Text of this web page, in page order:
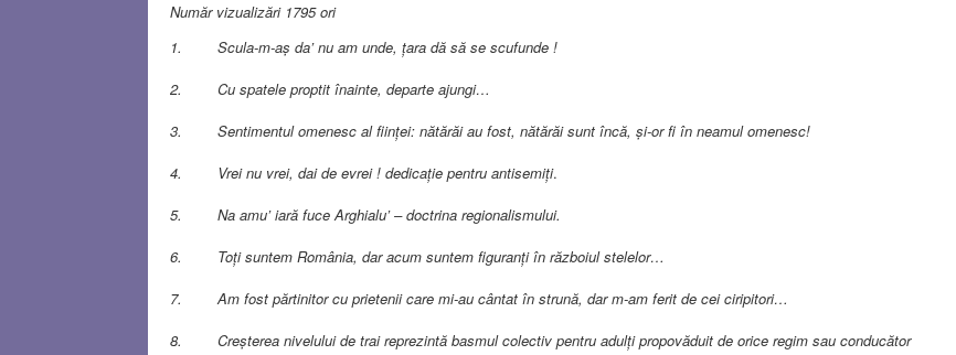
Număr vizualizări 1795 ori
1. Scula-m-aș da’ nu am unde, țara dă să se scufunde !
2. Cu spatele proptit înainte, departe ajungi…
3. Sentimentul omenesc al ființei: nătărăi au fost, nătărăi sunt încă, și-or fi în neamul omenesc!
4. Vrei nu vrei, dai de evrei ! dedicație pentru antisemiți.
5. Na amu’ iară fuce Arghialu’ – doctrina regionalismului.
6. Toți suntem România, dar acum suntem figuranți în războiul stelelor…
7. Am fost părtinitor cu prietenii care mi-au cântat în strună, dar m-am ferit de cei ciripitori…
8. Creșterea nivelului de trai reprezintă basmul colectiv pentru adulți propovăduit de orice regim sau conducător